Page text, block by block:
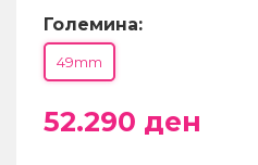
Големина:
49mm
52.290 ден